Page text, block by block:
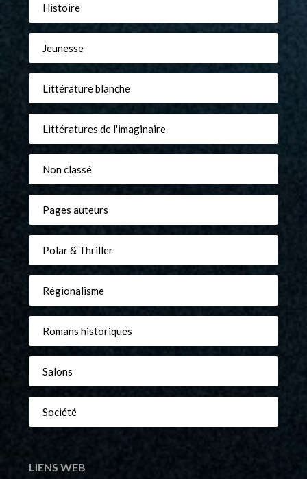
Histoire
Jeunesse
Littérature blanche
Littératures de l'imaginaire
Non classé
Pages auteurs
Polar & Thriller
Régionalisme
Romans historiques
Salons
Société
LIENS WEB